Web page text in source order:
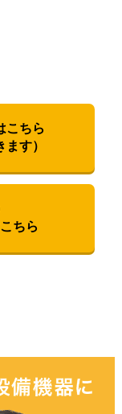
こちら
す）
ちら